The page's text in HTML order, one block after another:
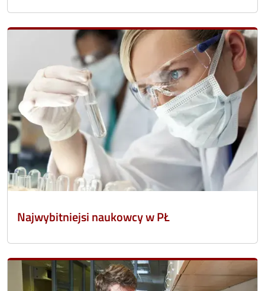
Najwybitniejsi naukowcy w PŁ